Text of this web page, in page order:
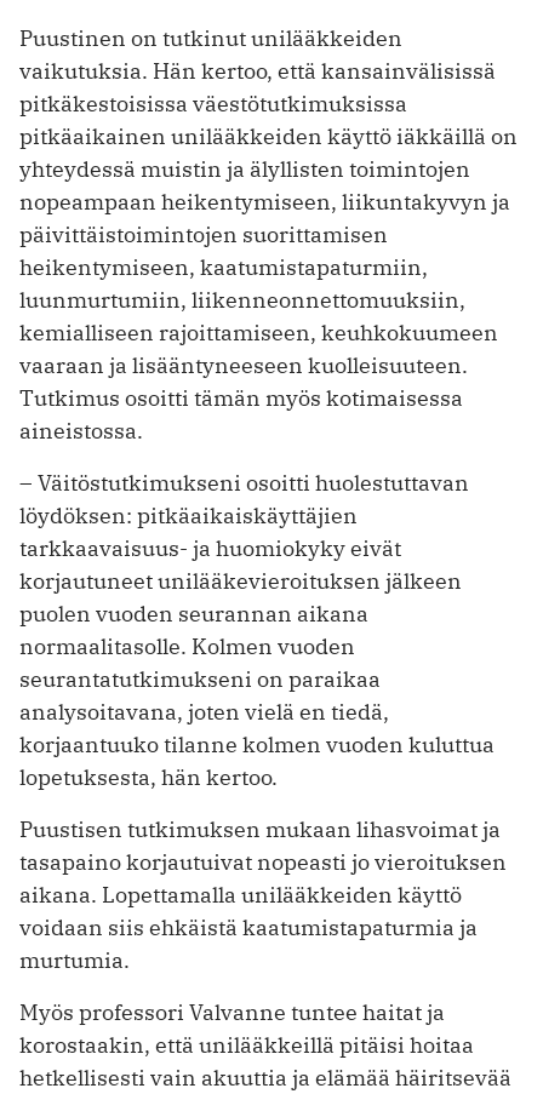
Puustinen on tutkinut unilääkkeiden
vaikutuksia. Hän kertoo, että kansainvälisissä
pitkäkestoisissa väestötutkimuksissa
pitkäaikainen unilääkkeiden käyttö iäkkäillä on
yhteydessä muistin ja älyllisten toimintojen
nopeampaan heikentymiseen, liikuntakyvyn ja
päivittäistoimintojen suorittamisen
heikentymiseen, kaatumistapaturmiin,
luunmurtumiin, liikenneonnettomuuksiin,
kemialliseen rajoittamiseen, keuhkokuumeen
vaaraan ja lisääntyneeseen kuolleisuuteen.
Tutkimus osoitti tämän myös kotimaisessa
aineistossa.
– Väitöstutkimukseni osoitti huolestuttavan
löydöksen: pitkäaikaiskäyttäjien
tarkkaavaisuus- ja huomiokyky eivät
korjautuneet unilääkevieroituksen jälkeen
puolen vuoden seurannan aikana
normaalitasolle. Kolmen vuoden
seurantatutkimukseni on paraikaa
analysoitavana, joten vielä en tiedä,
korjaantuuko tilanne kolmen vuoden kuluttua
lopetuksesta, hän kertoo.
Puustisen tutkimuksen mukaan lihasvoimat ja
tasapaino korjautuivat nopeasti jo vieroituksen
aikana. Lopettamalla unilääkkeiden käyttö
voidaan siis ehkäistä kaatumistapaturmia ja
murtumia.
Myös professori Valvanne tuntee haitat ja
korostaakin, että unilääkkeillä pitäisi hoitaa
hetkellisesti vain akuuttia ja elämää häiritsevää